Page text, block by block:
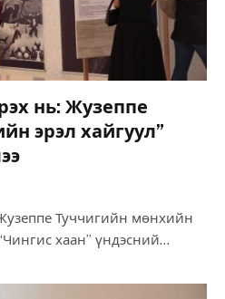
нь: Жузеппе
эрэл хайгуул”
Жузеппе Туччигийн мөнхийн
хаан” үндэсний